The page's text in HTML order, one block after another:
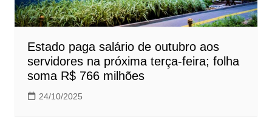
Estado paga salário de outubro aos
servidores na próxima terça-feira; folha
soma R$ 766 milhões
24/10/2025